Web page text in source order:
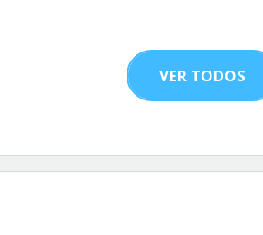
VER TODOS